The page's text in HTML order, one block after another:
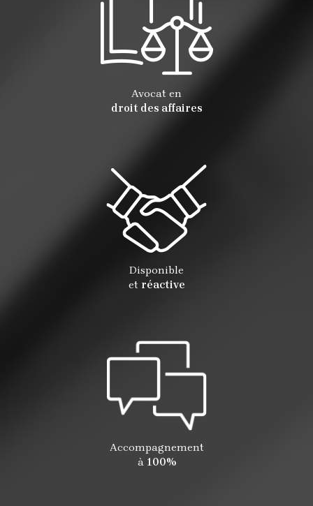
Avocat en
droit des affaires
Disponible
et réactive
Accompagnement
à 100%